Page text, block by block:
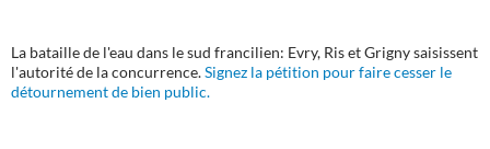
La bataille de l'eau dans le sud francilien: Evry, Ris et Grigny saisissent
l'autorité de la concurrence.Signez la pétition pour faire cesser le
détournement de bien public.